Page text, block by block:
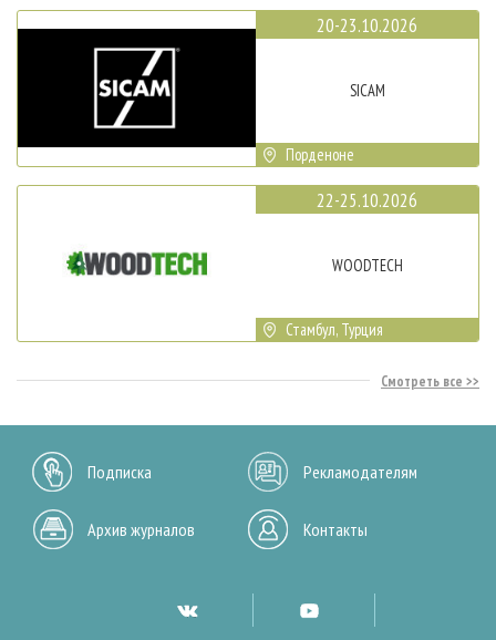
20-23.10.2026
SICAM
Порденоне
22-25.10.2026
WOODTECH
Стамбул, Турция
Смотреть все
Подписка Рекламодателям
Архив журналов Контакты